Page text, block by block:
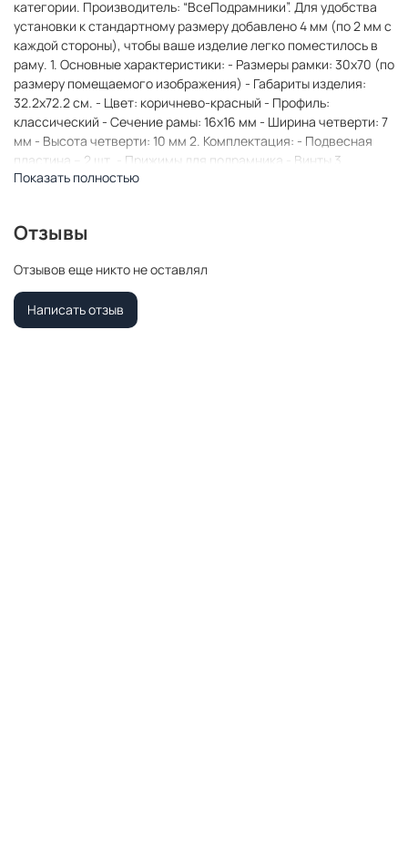
категории. Производитель: “ВсеПодрамники”. Для удобства
установки к стандартному размеру добавлено 4 мм (по 2 мм с
каждой стороны), чтобы ваше изделие легко поместилось в
раму. 1. Основные характеристики: - Размеры рамки: 30x70 (по
размеру помещаемого изображения) - Габариты изделия:
32.2x72.2 см. - Цвет: коричнево-красный - Профиль:
классический - Сечение рамы: 16x16 мм - Ширина четверти: 7
мм - Высота четверти: 10 мм 2. Комплектация: - Подвесная
пластина – 2 шт. - Прижимы для подрамника - Винты 3.
Назначение: - Подходит для оформления: • Картин, включая
бисером и алмазной мозаики • Медалей, орденов,
украшений - Используется как настенная или настольная
фоторамка (нет подставки) 4. Преимущества: -
Универсальность: квадратные и прямоугольные форматы,
размеры от 10х10 до 100х100 см - Удобство: можно повесить
Показать полностью
Отзывы
Отзывов еще никто не оставлял
Написать отзыв